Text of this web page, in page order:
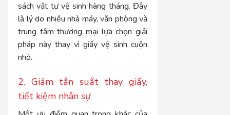
sách vật tư vệ sinh hàng tháng. Đây
là lý do nhiều nhà máy, văn phòng và
trung tâm thương mại lựa chọn giải
pháp này thay vì giấy vệ sinh cuộn
nhỏ.
2. Giảm tần suất thay giấy,
tiết kiệm nhân sự